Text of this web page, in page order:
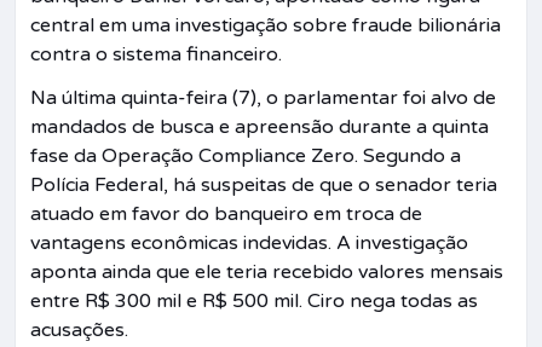
central em uma investigação sobre fraude bilionária
contra o sistema financeiro.
Na última quinta-feira (7), o parlamentar foi alvo de
mandados de busca e apreensão durante a quinta
fase da Operação Compliance Zero. Segundo a
Polícia Federal, há suspeitas de que o senador teria
atuado em favor do banqueiro em troca de
vantagens econômicas indevidas. A investigação
aponta ainda que ele teria recebido valores mensais
entre R$ 300 mil e R$ 500 mil. Ciro nega todas as
acusações.